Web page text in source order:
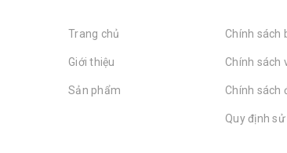
Trang chủ
Giới thiệu
Sản phẩm
Chính sách
Chính sách
Chính sách
Quy định